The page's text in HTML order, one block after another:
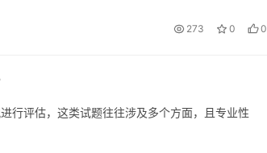
273 0 0
行评估，这类试题往往涉及多个方面，且专业性